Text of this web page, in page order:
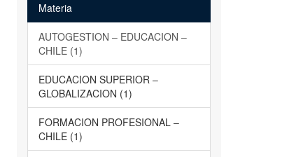
Materia
AUTOGESTION – EDUCACION –
CHILE (1)
EDUCACION SUPERIOR –
GLOBALIZACION (1)
FORMACION PROFESIONAL –
CHILE (1)